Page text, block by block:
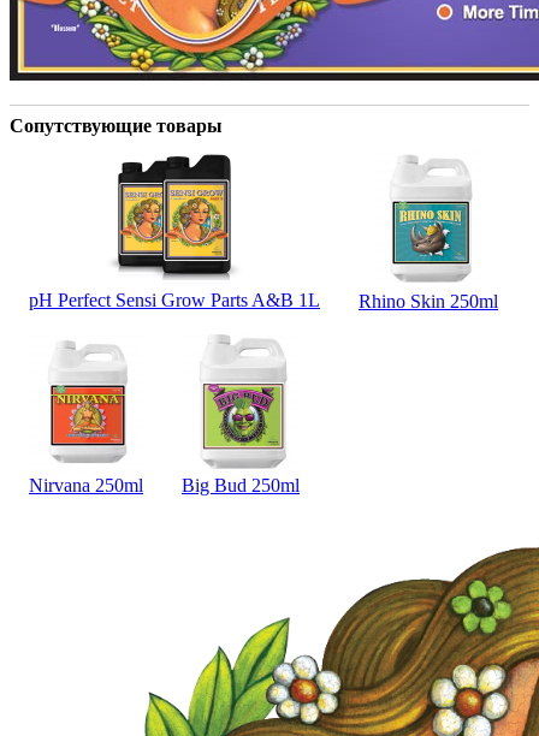
Сопутствующие товары
pH Perfect Sensi Grow Parts A&B 1L Rhino Skin 250ml
Nirvana 250ml Big Bud 250ml